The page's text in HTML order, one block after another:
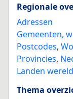
Regionale
Adressen
Gemeenten,
Postcodes,
Provincies,
Landen
Thema